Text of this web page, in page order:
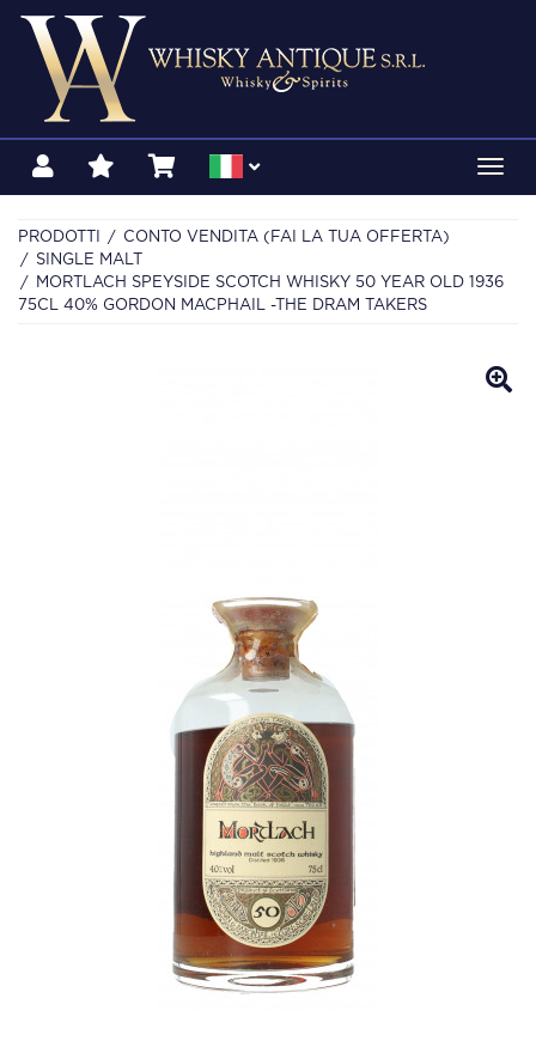
PRODOTTI
CONTO VENDITA (FAI LA TUA OFFERTA)
SINGLE MALT
MORTLACH SPEYSIDE SCOTCH WHISKY 50 YEAR OLD 1936
75CL 40% GORDON MACPHAIL -THE DRAM TAKERS